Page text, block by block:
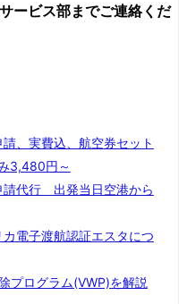
ービス部までご連絡くだ
、実費込、航空券セット
3,480円～
請代行 出発当日空港から
カ電子渡航認証エスタにつ
プログラム(VWP)を解説